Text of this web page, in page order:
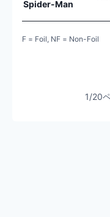
Spider-Man
F = Foil, NF = Non-Foil
1/20